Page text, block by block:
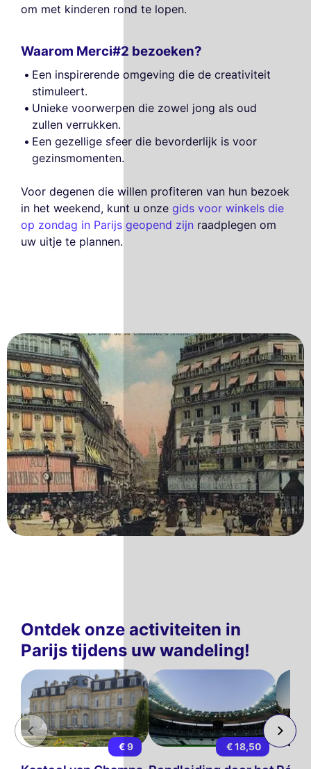
om met kinderen rond te lopen.
Waarom Merci#2 bezoeken?
Een inspirerende omgeving die de creativiteit
stimuleert.
Unieke voorwerpen die zowel jong als oud
zullen verrukken.
Een gezellige sfeer die bevorderlijk is voor
gezinsmomenten.
Voor degenen die willen profiteren van hun bezoek
in het weekend, kunt u onze gids voor winkels die
op zondag in Parijs geopend zijn raadplegen om
uw uitje te plannen.
Ontdek onze activiteiten in
Parijs tijdens uw wandeling!
€ 9 € 18,50